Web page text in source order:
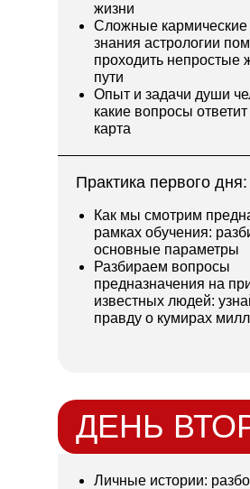
жизни
Сложные кармические
знания астрологии
проходить непростые
пути
Опыт и задачи души
какие вопросы
карта
Практика первого дня:
Как мы смотрим
рамках обучения:
основные параметры
Разбираем вопросы
предназначения на
известных людей:
правду о кумирах
ДЕНЬ
Личные истории: